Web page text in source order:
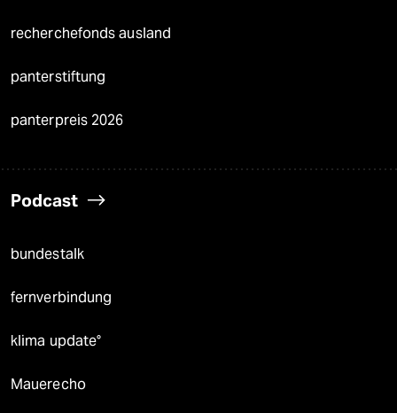
recherchefonds ausland
panterstiftung
panterpreis 2026
Podcast
bundestalk
fernverbindung
klima update°
Mauerecho